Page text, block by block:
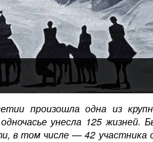
произошла одна из
унесла 125 жизней.
в том числе — 42 участника